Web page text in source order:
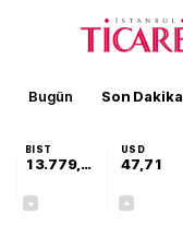
Bugün Son Dakika
BIST
13.779,39
USD
47,71